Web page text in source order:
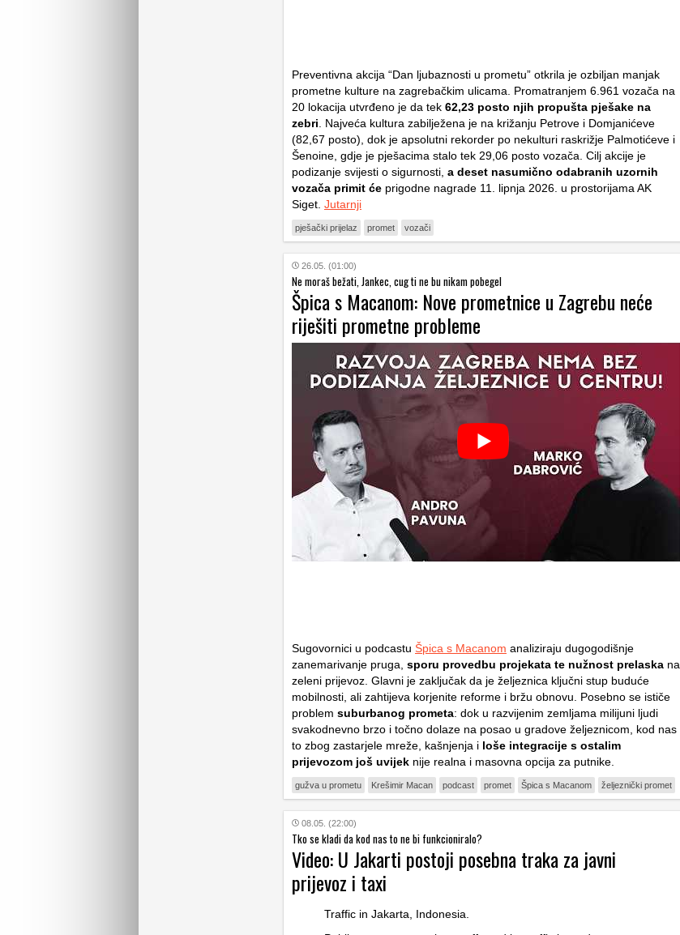
Preventivna akcija “Dan ljubaznosti u prometu” otkrila je ozbiljan manjak
prometne kulture na zagrebačkim ulicama. Promatranjem 6.961 vozača na
20 lokacija utvrđeno je da tek 62,23 posto njih propušta pješake na
zebri . Najveća kultura zabilježena je na križanju Petrove i Domjanićeve
(82,67 posto), dok je apsolutni rekorder po nekulturi raskrižje Palmotićeve i
Šenoine, gdje je pješacima stalo tek 29,06 posto vozača. Cilj akcije je
podizanje svijesti o sigurnosti, a deset nasumično odabranih uzornih
vozača primit će prigodne nagrade 11. lipnja 2026. u prostorijama AK
Siget. Jutarnji
pješački prijelaz promet vozači
26.05. (01:00)
Ne moraš bežati, Jankec, cug ti ne bu nikam pobegel
Špica s Macanom: Nove prometnice u Zagrebu neće
riješiti prometne probleme
Sugovornici u podcastu Špica s Macanom analiziraju dugogodišnje
zanemarivanje pruga, sporu provedbu projekata te nužnost prelaska na
zeleni prijevoz. Glavni je zaključak da je željeznica ključni stup buduće
mobilnosti, ali zahtijeva korjenite reforme i bržu obnovu. Posebno se ističe
problem suburbanog prometa: dok u razvijenim zemljama milijuni ljudi
svakodnevno brzo i točno dolaze na posao u gradove željeznicom, kod nas
to zbog zastarjele mreže, kašnjenja i loše integracije s ostalim
prijevozom još uvijek nije realna i masovna opcija za putnike.
gužva u prometu Krešimir Macan podcast promet Špica s Macanom željeznički promet
08.05. (22:00)
Tko se kladi da kod nas to ne bi funkcioniralo?
Video: U Jakarti postoji posebna traka za javni
prijevoz i taxi
Traffic in Jakarta, Indonesia.